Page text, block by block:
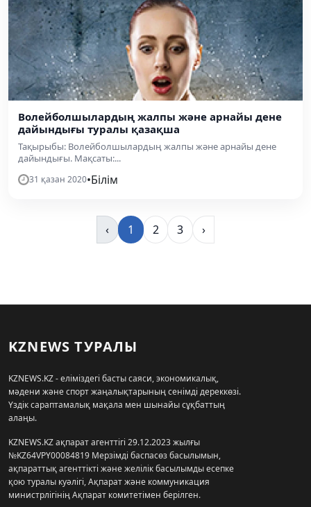
Волейболшылардың жалпы және арнайы дене
дайындығы туралы қазақша
Тақырыбы: Волейболшылардың жалпы және арнайы дене
дайындығы. Мақсаты:...
31 қазан 2020•Білім
‹ 1 2 3 ›
KZNEWS ТУРАЛЫ
KZNEWS.KZ - еліміздегі басты саяси, экономикалық,
мәдени және спорт жаңалықтарының сенімді дереккөзі.
Үздік сараптамалық мақала мен шынайы сұқбаттың
алаңы.
KZNEWS.KZ ақпарат агенттігі 29.12.2023 жылғы
№KZ64VPY00084819 Мерзімді баспасөз басылымын,
ақпараттық агенттікті және желілік басылымды есепке
қою туралы куәлігі, Ақпарат және коммуникация
министрлігінің Ақпарат комитетімен берілген.